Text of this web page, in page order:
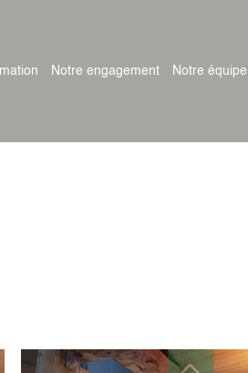
notre engagement notre équipe